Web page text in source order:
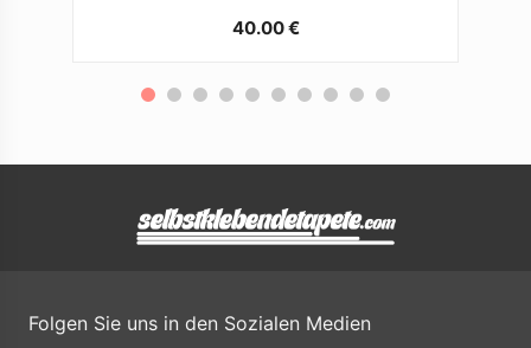
40.00 €
Folgen Sie uns in den Sozialen Medien